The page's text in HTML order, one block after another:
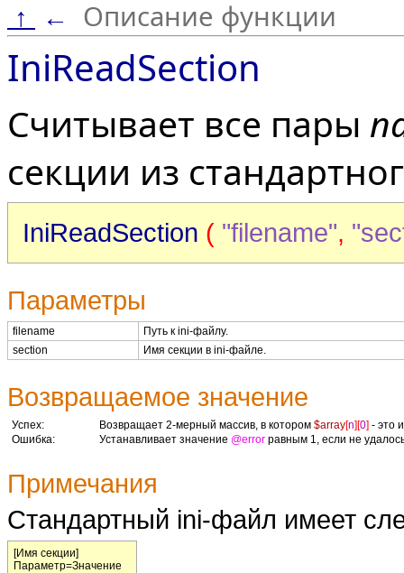
↑ ← Описание функции
IniReadSection
Считывает все пары
секции из
IniReadSection ( "filename",
Параметры
filename
Путь к ini-файлу.
section
Имя секции в ini-файле.
Возвращаемое значение
Успех: Возвращает 2-мерный массив, в котором $array[n][0] - это
Ошибка:
Устанавливает значение @error равным 1, если не
Примечания
Стандартный ini-файл имеет
[Имя секции]
Параметр=Значение